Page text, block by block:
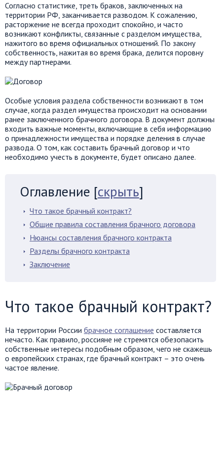
Согласно статистике, треть браков, заключенных на
территории РФ, заканчивается разводом. К сожалению,
расторжение не всегда проходит спокойно, и часто
возникают конфликты, связанные с разделом имущества,
нажитого во время официальных отношений. По закону
собственность, нажитая во время брака, делится поровну
между партнерами.
Особые условия раздела собственности возникают в том
случае, когда раздел имущества происходит на основании
ранее заключенного брачного договора. В документ должны
входить важные моменты, включающие в себя информацию
о принадлежности имущества и порядке деления в случае
развода. О том, как составить брачный договор и что
необходимо учесть в документе, будет описано далее.
Оглавление [скрыть]
Что такое брачный контракт?
Общие правила составления брачного договора
Нюансы составления брачного контракта
Разделы брачного контракта
Заключение
Что такое брачный контракт?
На территории России брачное соглашение составляется
нечасто. Как правило, россияне не стремятся обезопасить
собственные интересы подобным образом, чего не скажешь
о европейских странах, где брачный контракт – это очень
частое явление.